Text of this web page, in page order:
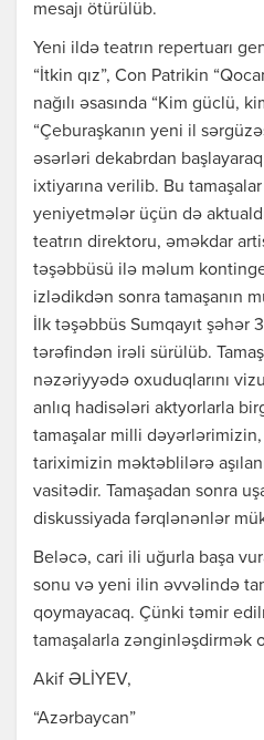
mesajı ötürülüb.
Yeni ildə teatrın repertuarı
“İtkin qız”, Con Patrikin
nağılı əsasında “Kim güclü,
“Çeburaşkanın yeni il
əsərləri dekabrdan
ixtiyarına verilib. Bu
yeniyetmələr üçün də
teatrın direktoru, əməkdar
təşəbbüsü ilə məlum
izlədikdən sonra tamaşanın
İlk təşəbbüs Sumqayıt şəhər
tərəfindən irəli sürülüb.
nəzəriyyədə oxuduqlarını
anlıq hadisələri aktyorlarla
tamaşalar milli
tariximizin məktəblilərə
vasitədir. Tamaşadan sonra
diskussiyada fərqlənənlər
Beləcə, cari ili uğurla başa
sonu və yeni ilin əvvəlində
qoymayacaq. Çünki təmir
tamaşalarla zənginləşdirmək
Akif ƏLİYEV,
“Azərbaycan”